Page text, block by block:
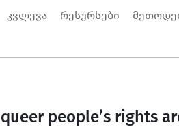
კვლევა რესურსები
people’s rights